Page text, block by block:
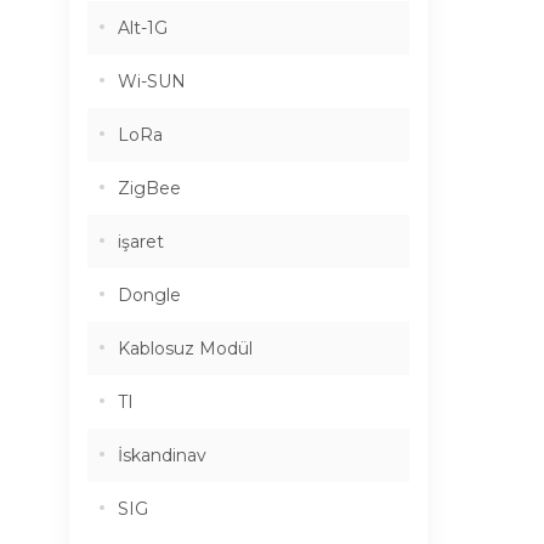
Alt-1G
Wi-SUN
LoRa
ZigBee
işaret
Dongle
Kablosuz Modül
TI
İskandinav
SIG